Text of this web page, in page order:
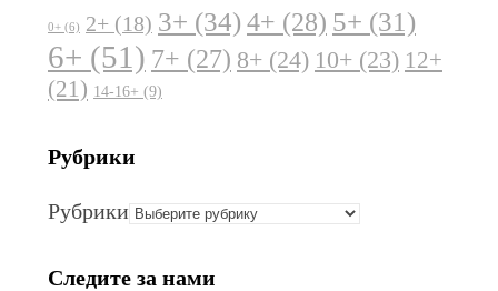
0+ (6) 2+ (18) 3+ (34) 4+ (28) 5+ (31)
6+ (51) 7+ (27) 8+ (24) 10+ (23) 12+
(21) 14-16+ (9)
Рубрики
Рубрики
Следите за нами